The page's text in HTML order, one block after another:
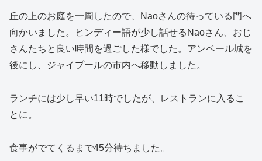
丘の上のお庭を一周したので、Naoさんの待っている門へ
向かいました。ヒンディー語が少し話せるNaoさん、おじ
さんたちと良い時間を過ごした様でした。アンベール城を
後にし、ジャイプールの市内へ移動しました。
ランチには少し早い11時でしたが、レストランに入るこ
とに。
食事がでてくるまで45分待ちました。